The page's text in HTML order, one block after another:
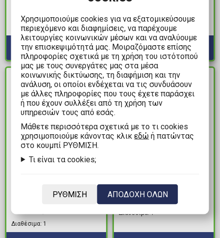
Fluffy Πορτοφόλι
Διαθέσιμα: 3
Jungle Book Τσάντα
Ώμου
Διαθέσιμα: 1
ΔΙΑΘΕΣΙΜΟ
with Removable 3D
Glasses (Glows in the
Dark) Τσάντα Σακίδιο
Πλάτης
Διαθέσιμα: 1
ΔΙΑΘΕΣΙΜΟ
One Piece - Neon Skull
Μαύρο T-Shirt (S)
Διαθέσιμα: 1
Χρησιμοποιούμε cookies για να εξατομικεύσουμε
περιεχόμενο και διαφημίσεις, να παρέχουμε
λειτουργίες κοινωνικών μέσων και να αναλύουμε
την επισκεψιμότητά μας. Μοιραζόμαστε επίσης
πληροφορίες σχετικά με τη χρήση του ιστότοπού
μας με τους συνεργάτες μας στα μέσα
κοινωνικής δικτύωσης, τη διαφήμιση και την
ανάλυση, οι οποίοι ενδέχεται να τις συνδυάσουν
με άλλες πληροφορίες που τους έχετε παράσχει
ή που έχουν συλλέξει από τη χρήση των
υπηρεσιών τους από εσάς.
Mάθετε περισσότερα σχετικά με το τι cookies
χρησιμοποιούμε κάνοντας κλικεδώ ή πατώντας
στο κουμπί ΡΥΘΜΙΣΗ.
Τι είναι τα cookies;
ΡΥΘΜΙΣΗ ΑΠΟΔΟΧΗ ΟΛΩΝ